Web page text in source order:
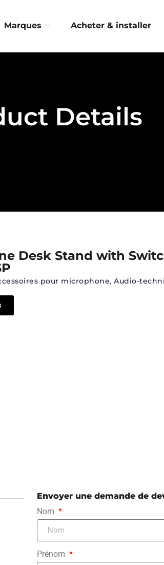
Marques Acheter & installer
Details
Desk Stand with
pour microphone,Audio-
Envoyer une demande de
Nom
Prénom